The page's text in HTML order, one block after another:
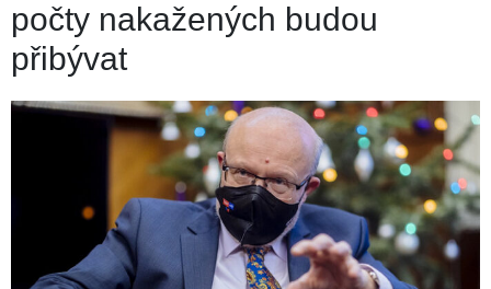
počty nakažených budou
přibývat